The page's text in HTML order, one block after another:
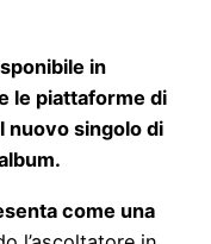
in
le piattaforme di
nuovo singolo di
come una